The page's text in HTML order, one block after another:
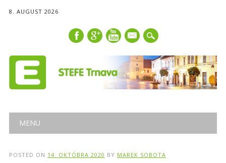
8. AUGUST 2026
mail
Main menu
MENU
POSTED ON 14. OKTÓBRA 2020 BY MAREK SOBOTA